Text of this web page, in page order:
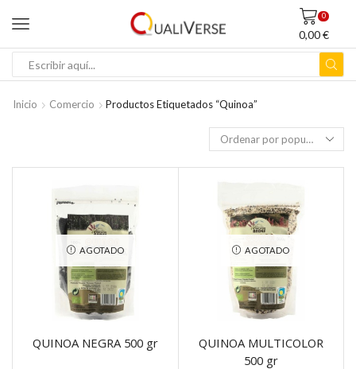
0
0,00€
BÚSQUEDA
Inicio Comercio Productos Etiquetados “quinoa”
AGOTADO
QUINOA NEGRA 500 gr
AGOTADO
QUINOA MULTICOLOR
500 gr